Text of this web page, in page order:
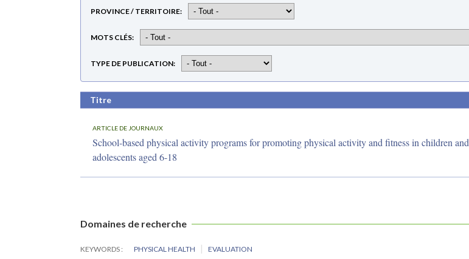
PROVINCE / TERRITOIRE
MOTS CLÉS
TYPE DE PUBLICATION
Titre
ARTICLE DE JOURNAUX
School-based physical activity programs for promoting physical activity and fitness in children and
adolescents aged 6-18
Domaines de recherche
KEYWORDS PHYSICAL HEALTH EVALUATION